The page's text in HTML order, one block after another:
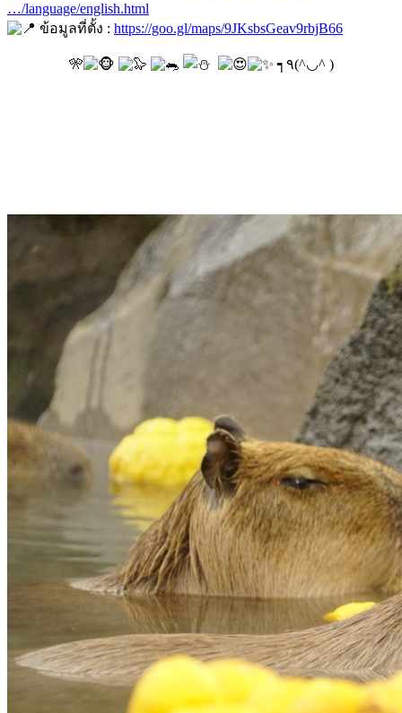
…/language/english.html
ข้อมูลที่ตั้ง : https://goo.gl/maps/9JKsbsGeav9rbjB66
🎌 ┑٩(^◡^ )